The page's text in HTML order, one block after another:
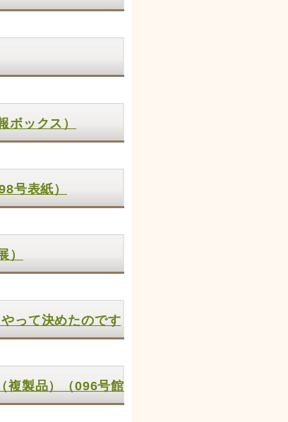
ボックス）
号表紙）
）
って決めたのです
複製品）（096号館